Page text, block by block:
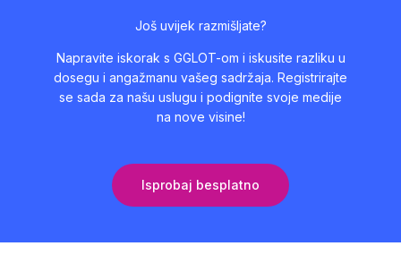
Još uvijek razmišljate?
Napravite iskorak s GGLOT-om i iskusite razliku u
dosegu i angažmanu vašeg sadržaja. Registrirajte
se sada za našu uslugu i podignite svoje medije
na nove visine!
Isprobaj besplatno